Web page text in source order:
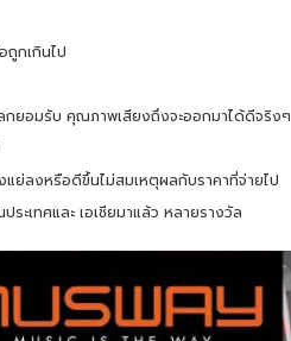
ถูกเกินไป
กยอมรับ คุณภาพเสียงถึงจะออกมาได้ดีจริงๆ
ย่ลงหรือดีขึ้นไม่สมเหตุผลกับราคาที่จ่ายไป
เทศและ เอเชียมาแล้ว หลายรางวัล